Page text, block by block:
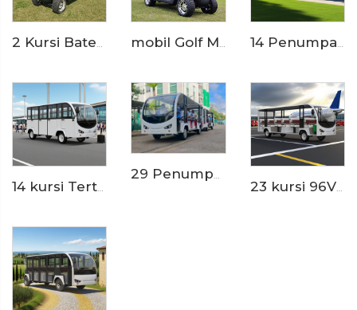
14 kursi Tertutup Pintu Aluminium 200AH LiFePO4 Lithium Listrik Kecil Bus LS6148KF
23 kursi 96V baterai lithium ion resor atau hotel digunakan mini bus listrik LS6230K